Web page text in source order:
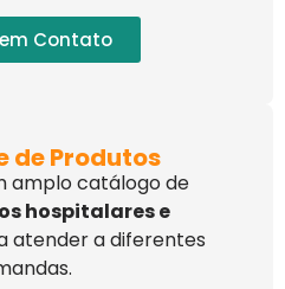
Contato
de Produtos
amplo catálogo de
hospitalares e
atender a diferentes